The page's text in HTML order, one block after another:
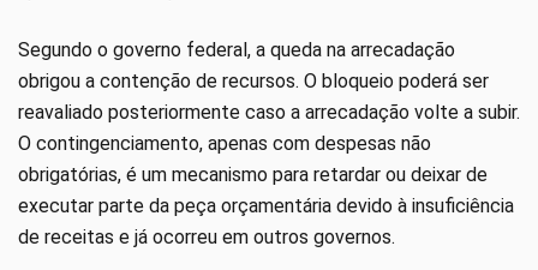
Segundo o governo federal, a queda na arrecadação
obrigou a contenção de recursos. O bloqueio poderá ser
reavaliado posteriormente caso a arrecadação volte a subir.
O contingenciamento, apenas com despesas não
obrigatórias, é um mecanismo para retardar ou deixar de
executar parte da peça orçamentária devido à insuficiência
de receitas e já ocorreu em outros governos.